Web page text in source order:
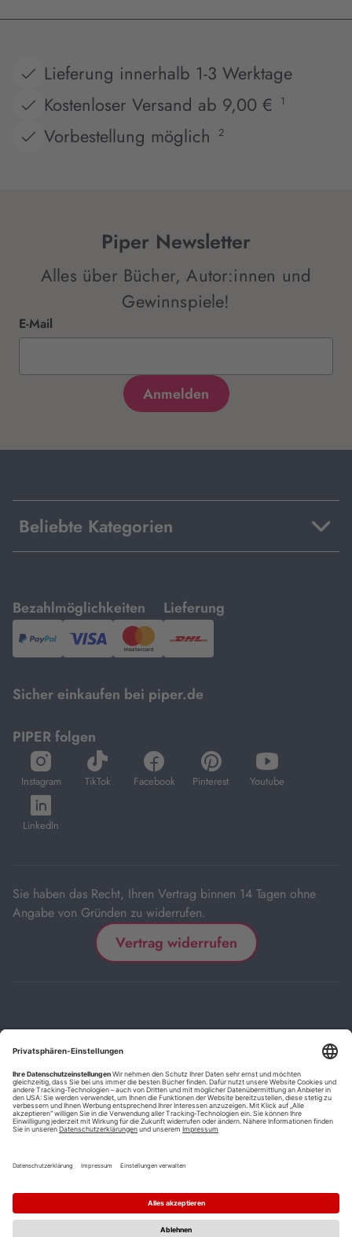
Lieferung innerhalb 1-3 Werktage
Kostenloser Versand ab 9,00 €
1
Vorbestellung möglich 2
Piper Newsletter
Alles über Bücher, Autor:innen und
Gewinnspiele!
E-Mail
Beliebte Kategorien
Bezahlmöglichkeiten
mit
PayPal,Visa
und
Lieferung
mit
DHL.
Sicher einkaufen bei piper.de
PIPER folgen
Instagram
öffnet
in
neuem
Tab
TikTok
öffnet
in
Facebook
öffnet
in
Pinterest
öffnet
in
Youtube
öffnet
in
LinkedIn
öffnet
in
Sie haben das Recht, Ihren Vertrag binnen 14 Tagen ohne
Angabe von Gründen zu widerrufen.
Vertrag widerrufen
BarrierefreiheitserklärungCookie-Einstellungen
*
Die mit Sternchen (*) gekennzeichneten Links sind Affiliate-Links.
Wenn Sie auf einen solchen Link klicken und auf der Zielseite etwas
kaufen, bekommen wir vom betreffenden Anbieter oder Online-Shop
Kauf oder Preis.
Mehrwertsteuer.
Versand innerhalb Deutschlands versandkostenfrei ab 9,00 €
Bestellwert.